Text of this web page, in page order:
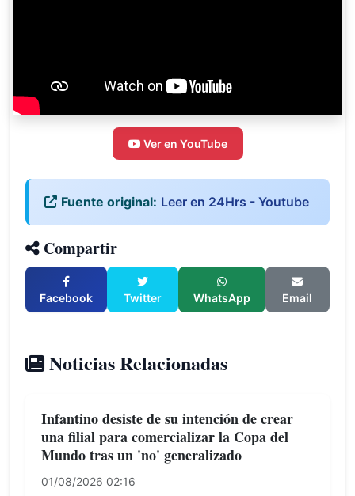
Ver en YouTube
Fuente original: Leer en 24Hrs - Youtube
Compartir
Facebook Twitter WhatsApp Email
Noticias Relacionadas
Infantino desiste de su intención de crear
una filial para comercializar la Copa del
Mundo tras un 'no' generalizado
01/08/2026 02:16